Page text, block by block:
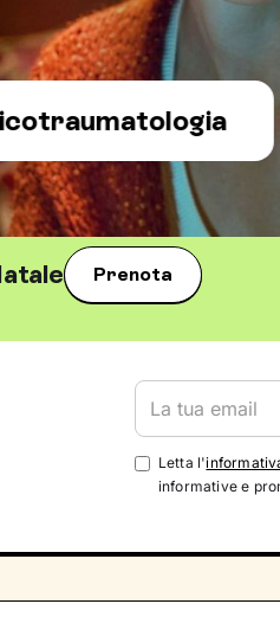
Prenota
Letta l'
informative e